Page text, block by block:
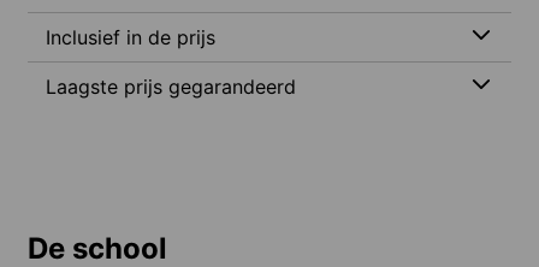
Inclusief in de prijs
Laagste prijs gegarandeerd
De school